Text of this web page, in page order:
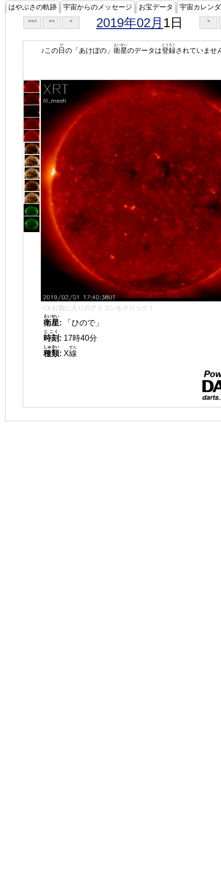
はやぶさの軌跡 宇宙からのメッセージ お宝データ 宇宙カレン
<<< << < 2019年02月 1日 >
♪この日
ひ
の「あけぼの」 衛星
えいせい
のデータは登録
とうろく
されていませ
👈 お気に入りのアイコンをクリック！
衛星
えいせい
:
「ひので」
時刻
じこく
: 17時40分
種類
しゅるい
: X線
せん